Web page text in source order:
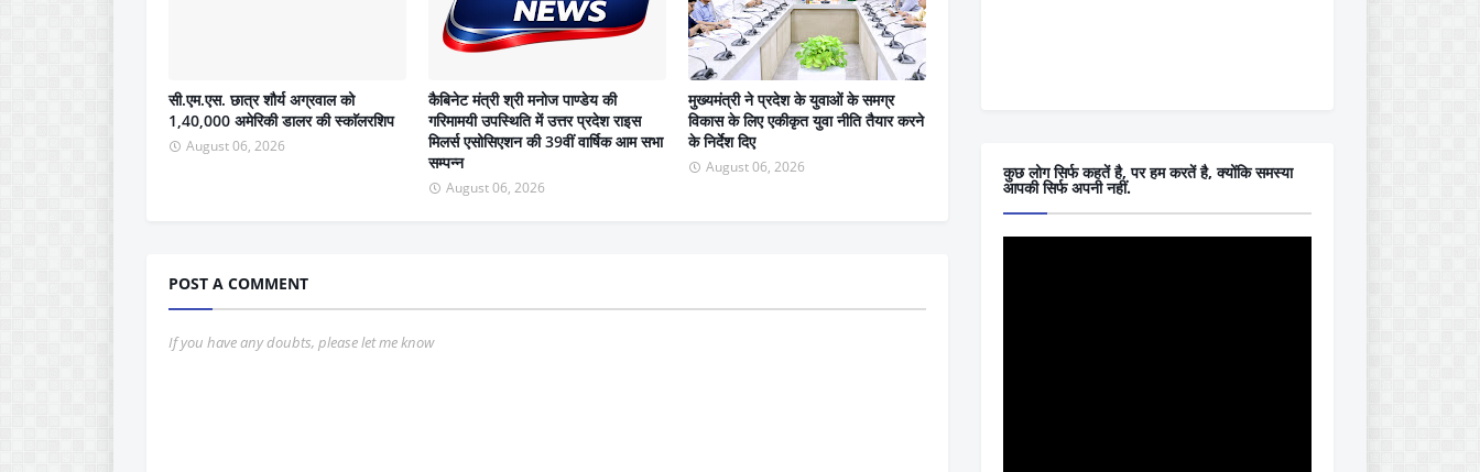
सी.एम.एस. छात्र शौर्य अग्रवाल को
1,40,000 अमेरिकी डालर की स्काॅलरशिप
August 06, 2026
कैबिनेट मंत्री श्री मनोज पाण्डेय की
गरिमामयी उपस्थिति में उत्तर प्रदेश राइस
मिलर्स एसोसिएशन की 39वीं वार्षिक आम सभा
सम्पन्न
August 06, 2026
मुख्यमंत्री ने प्रदेश के युवाओं के समग्र
विकास के लिए एकीकृत युवा नीति तैयार करने
के निर्देश दिए
August 06, 2026
POST A COMMENT
If you have any doubts, please let me know
कुछ लोग सिर्फ कहतें है, पर हम करतें है, क्योंकि समस्या
आपकी सिर्फ अपनी नहीं.